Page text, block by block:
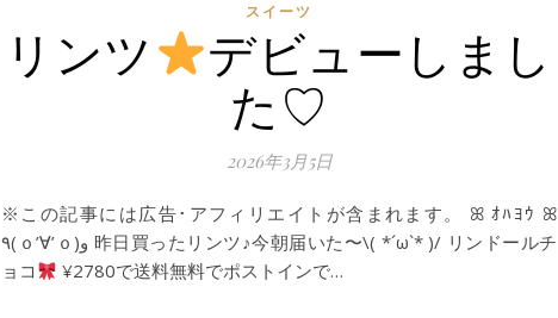
スイーツ
リンツ
デビューしまし
た♡
2026年3月5日
※この記事には広告･アフィリエイトが含まれます。 ꕤ ｵﾊﾖｳ ꕤ
٩(ｏ’∀’ｏ)و 昨日買ったリンツ♪今朝届いた〜\( *´ω`* )/ リンドールチ
ョコ
¥2780で送料無料でポストインで…